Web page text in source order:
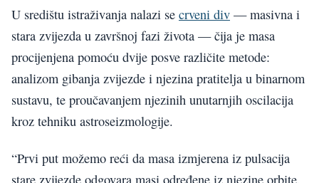
U središtu istraživanja nalazi se crveni div — masivna i
stara zvijezda u završnoj fazi života — čija je masa
procijenjena pomoću dvije posve različite metode:
analizom gibanja zvijezde i njezina pratitelja u binarnom
sustavu, te proučavanjem njezinih unutarnjih oscilacija
kroz tehniku astroseizmologije.
“Prvi put možemo reći da masa izmjerena iz pulsacija
stare zvijezde odgovara masi određene iz njezine orbite,